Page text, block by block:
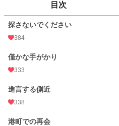
風の噂で貴方が私を探しているという話を
だけど、誰も私が貴方が探している人物
もう、、、
私を、、、
目次
探さないでください
384
僅かな手がかり
333
進言する側近
338
港町での再会